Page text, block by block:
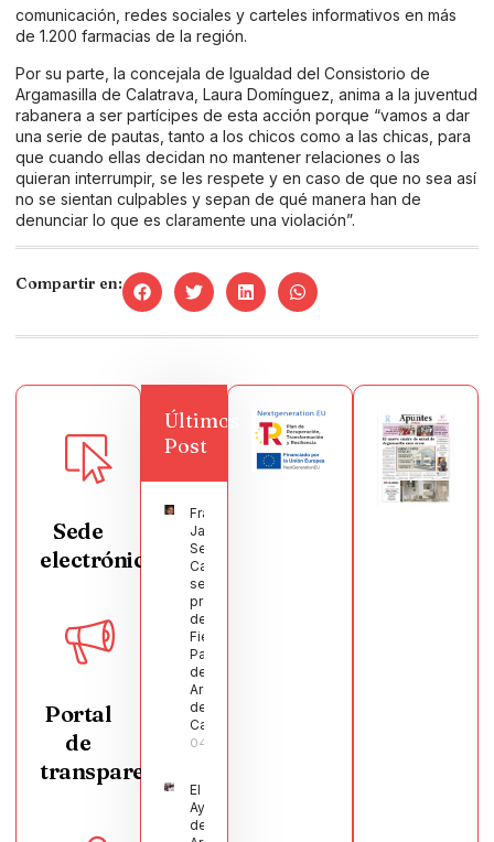
comunicación, redes sociales y carteles informativos en más
de 1.200 farmacias de la región.
Por su parte, la concejala de Igualdad del Consistorio de
Argamasilla de Calatrava, Laura Domínguez, anima a la juventud
rabanera a ser partícipes de esta acción porque “vamos a dar
una serie de pautas, tanto a los chicos como a las chicas, para
que cuando ellas decidan no mantener relaciones o las
quieran interrumpir, se les respete y en caso de que no sea así
no se sientan culpables y sepan de qué manera han de
denunciar lo que es claramente una violación”.
Compartir en:
Sede
electrónica
Portal
de
transparencia
Últimos
Post
Francisco
Javier
Segura
Castellanos
será el
pregonero
de las
Fiestas
Patronales
de
Argamasilla
de
Calatrava
04/08/2026
El
Ayuntamiento
de